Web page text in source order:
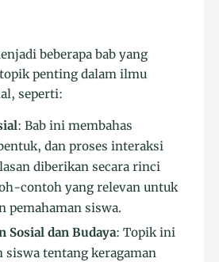
beberapa bab yang
penting dalam ilmu
seperti:
: Bab ini membahas
dan proses interaksi
diberikan secara rinci
contoh yang relevan untuk
pemahaman siswa.
Sosial dan Budaya: Topik ini
siswa tentang keragaman